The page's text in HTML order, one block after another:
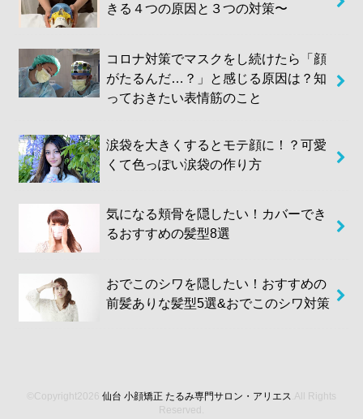
きる４つの原因と３つの対策〜
コロナ対策でマスクをし続けたら「顔
がたるんだ…？」と感じる原因は？知
っておきたい表情筋のこと
涙袋を大きくするとモテ顔に！？可愛
くて色っぽい涙袋の作り方
気になる頬骨を隠したい！カバーでき
るおすすめの髪型8選
おでこのシワを隠したい！おすすめの
前髪ありな髪型5選&おでこのシワ対策
©Copyright2026 仙台 小顔矯正 たるみ専門サロン・アリエス .All Rights
Reserved.